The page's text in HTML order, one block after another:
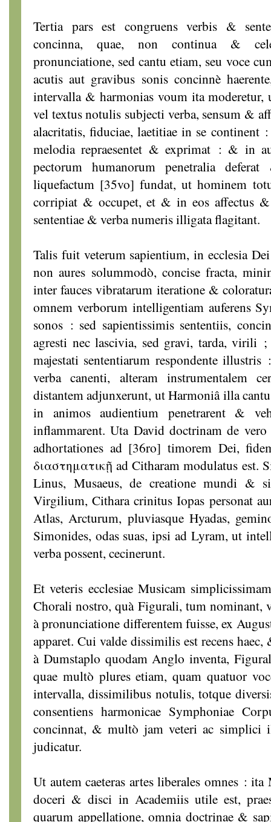
Tertia pars est congruens verbis &
concinna, quae, non continua &
pronunciatione, sed cantu etiam, seu voce
acutis aut gravibus sonis concinnè
intervalla & harmonias voum ita moderetur,
vel textus notulis subjecti verba, sensum &
alacritatis, fiduciae, laetitiae in se continent
melodia repraesentet & exprimat : & in
pectorum humanorum penetralia
liquefactum [35vo] fundat, ut hominem
corripiat & occupet, et & in eos affectus &
sententiae & verba numeris illigata flagitant.
Talis fuit veterum sapientium, in ecclesia
non aures solummodò, concise fracta,
inter fauces vibratarum iteratione &
omnem verborum intelligentiam auferens
sonos : sed sapientissimis sententiis,
agresti nec lascivia, sed gravi, tarda,
majestati sententiarum respondente
verba canenti, alteram instrumentalem
distantem adjunxerunt, ut Harmoniâ illa
in animos audientium penetrarent &
inflammarent. Uta David doctrinam de
adhortationes ad [36ro] timorem Dei,
διαστηματικῇ ad Citharam modulatus est.
Linus, Musaeus, de creatione mundi &
Virgilium, Cithara crinitus Iopas personat
Atlas, Arcturum, pluviasque Hyadas,
Simonides, odas suas, ipsi ad Lyram, ut
verba possent, cecinerunt.
Et veteris ecclesiae Musicam
Chorali nostro, quà Figurali, tum nominant,
à pronunciatione differentem fuisse, ex
apparet. Cui valde dissimilis est recens
à Dumstaplo quodam Anglo inventa,
quae multò plures etiam, quam quatuor
intervalla, dissimilibus notulis, totque
consentiens harmonicae Symphoniae
concinnat, & multò jam veteri ac
judicatur.
Ut autem caeteras artes liberales omnes :
doceri & disci in Academiis utile est,
quarum appellatione, omnia doctrinae &